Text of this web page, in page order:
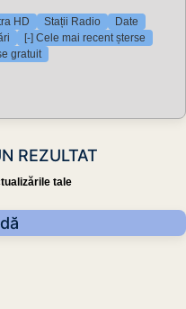
HD Stații Radio
Date
[-] Cele mai recent șterse
gratuit
REZULTAT
tale